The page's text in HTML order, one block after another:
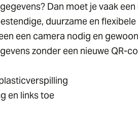
Dan moet je vaak
duurzame en
een camera nodig en
zonder een nieuwe QR-
en links toe